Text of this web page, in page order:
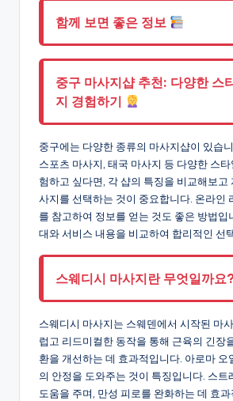
함께 보면 좋은 정보
중구 마사지샵 추천: 다양한 스
지 경험하기
중구에는 다양한 종류의 마사지샵이 있습
스포츠 마사지, 태국 마사지 등 다양한 스
험하고 싶다면, 각 샵의 특징을 비교해보고
사지를 선택하는 것이 중요합니다. 온라인
를 참고하여 정보를 얻는 것도 좋은 방법입
대와 서비스 내용을 비교하여 합리적인 선
스웨디시 마사지란 무엇일까요
스웨디시 마사지는 스웨덴에서 시작된 마
럽고 리드미컬한 동작을 통해 근육의 긴장
환을 개선하는 데 효과적입니다. 아로마 오
의 안정을 도와주는 것이 특징입니다. 스트
도움을 주며, 만성 피로를 완화하는 데 효